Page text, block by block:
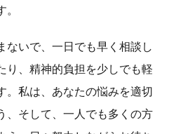
ないで、一日でも早く相談し
り、精神的負担を少しでも軽
。私は、あなたの悩みを適切
、そして、一人でも多くの方